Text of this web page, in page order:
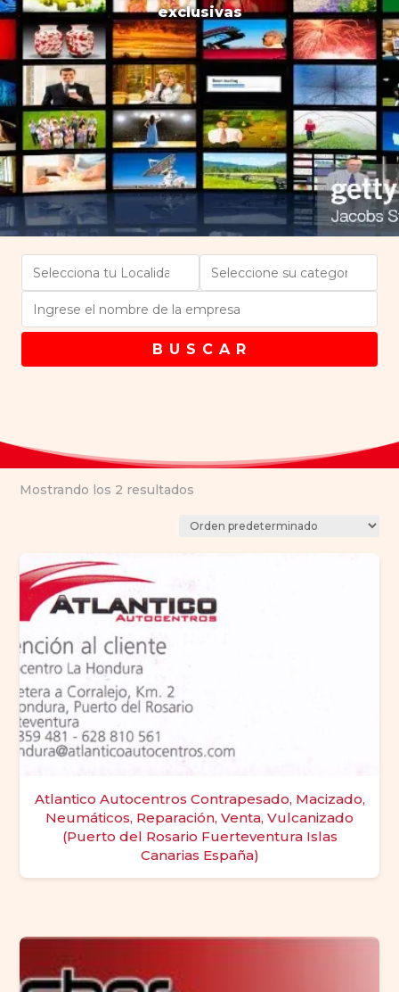
exclusivas
B U S C A R
Mostrando los 2 resultados
Atlantico Autocentros Contrapesado, Macizado,
Neumáticos, Reparación, Venta, Vulcanizado
(Puerto del Rosario Fuerteventura Islas
Canarias España)